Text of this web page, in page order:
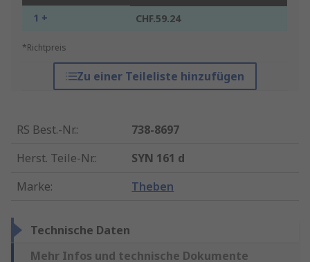
1 + CHF.59.24
*Richtpreis
Zu einer Teileliste hinzufügen
RS Best.-Nr.:
738-8697
Herst. Teile-Nr.:
SYN 161 d
Marke: Theben
Technische Daten
Mehr Infos und technische Dokumente